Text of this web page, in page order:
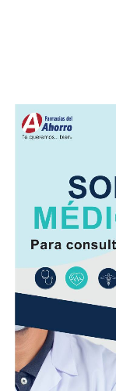
Asimismo, se
entre viernes y
Finalmente, la
población
de respuesta
derrumbes,
Además de
la visibilidad y
descargas
tormenta, entre